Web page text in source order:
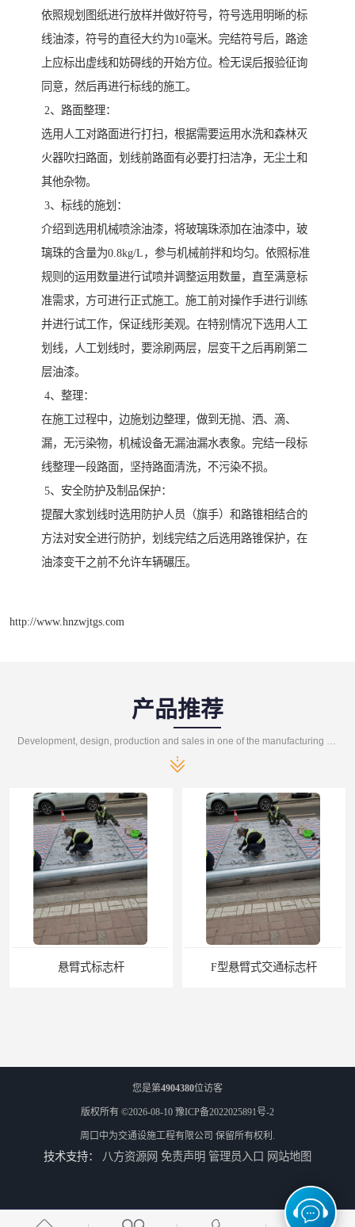
依照规划图纸进行放样并做好符号，符号选用明晰的标
线油漆，符号的直径大约为10毫米。完结符号后，路途
上应标出虚线和妨碍线的开始方位。检无误后报验征询
同意，然后再进行标线的施工。
2、路面整理：
选用人工对路面进行打扫，根据需要运用水洗和森林灭
火器吹扫路面，划线前路面有必要打扫洁净，无尘土和
其他杂物。
3、标线的施划：
介绍到选用机械喷涂油漆，将玻璃珠添加在油漆中，玻
璃珠的含量为0.8kg/L，参与机械前拌和均匀。依照标准
规则的运用数量进行试喷并调整运用数量，直至满意标
准需求，方可进行正式施工。施工前对操作手进行训练
并进行试工作，保证线形美观。在特别情况下选用人工
划线，人工划线时，要涂刷两层，层变干之后再刷第二
层油漆。
4、整理：
在施工过程中，边施划边整理，做到无抛、洒、滴、
漏，无污染物，机械设备无漏油漏水表象。完结一段标
线整理一段路面，坚持路面清洗，不污染不损。
5、安全防护及制品保护：
提醒大家划线时选用防护人员（旗手）和路锥相结合的
方法对安全进行防护，划线完结之后选用路锥保护，在
油漆变干之前不允许车辆碾压。
http://www.hnzwjtgs.com
产品推荐
悬臂式标志杆 F型悬臂式交通标志杆
您是第4904380位访客
版权所有 ©2026-08-10 豫ICP备2022025891号-2
周口中为交通设施工程有限公司 保留所有权利.
技术支持： 八方资源网 免责声明 管理员入口 网站地图